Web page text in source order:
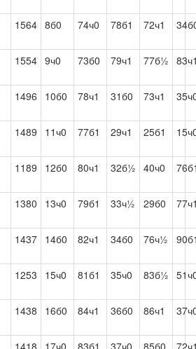
1564 8б0 74ч0 78б1 72ч1
1554 9ч0 73б0 79ч1 77б½
1496 10б0 78ч1 31б0 73ч1
1489 11ч0 77б1 29ч1 25б1
1189 12б0 80ч1 32б½ 40ч0
1380 13ч0 79б1 33ч½ 29б0
1437 14б0 82ч1 34б0 76ч½
1253 15ч0 81б1 35ч0 83б½
1438 16б0 84ч1 36б0 86ч1
1418 17ч0 83б1 37ч0 85б0